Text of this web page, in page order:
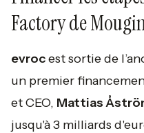
Factory de
evrocest sortie de
un premier
et CEO, Mattias
jusqu'à 3 milliards